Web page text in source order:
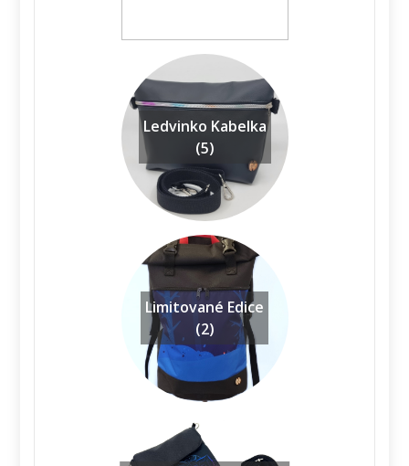
Ledvinko Kabelka
(5)
Limitované Edice
(2)